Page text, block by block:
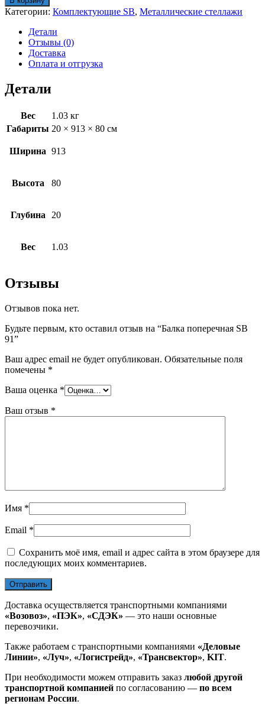
поперечная
SB
Категории: Комплектующие SB, Металлические стеллажи
Детали
Отзывы (0)
Доставка
Оплата и отгрузка
Детали
Вес
1.03 кг
Габариты 20 × 913 × 80 см
Ширина 913
Высота 80
Глубина 20
Вес 1.03
Отзывы
Отзывов пока нет.
Будьте первым, кто оставил отзыв на “Балка поперечная SB
91”
Ваш адрес email не будет опубликован. Обязательные поля
помечены *
Ваша оценка *
Ваш отзыв *
Имя *
Email *
Сохранить моё имя, email и адрес сайта в этом браузере для
последующих моих комментариев.
Доставка осуществляется транспортными компаниями
«Возовоз», «ПЭК», «СДЭК» — это наши основные
перевозчики.
Также работаем с транспортными компаниями «Деловые
Линии», «Луч», «Логистрейд», «Трансвектор», KIT.
При необходимости можем отправить заказ любой другой
транспортной компанией по согласованию — по всем
регионам России.